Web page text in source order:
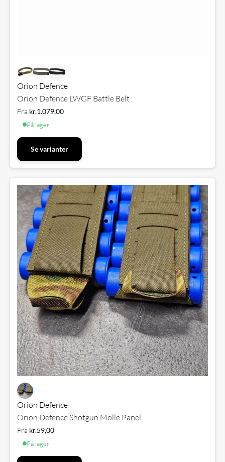
Orion Defence
Orion Defence LWGF Battle Belt
Fra kr.1.079,00
På lager
Se varianter
Orion Defence
Orion Defence Shotgun Molle Panel
Fra kr.59,00
På lager